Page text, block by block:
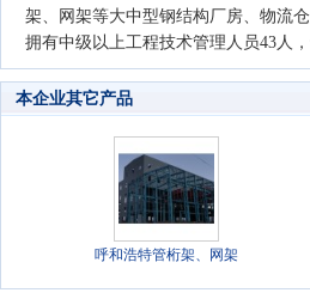
架、网架等大中型钢结构厂房、物流
拥有中级以上工程技术管理人员43人
本企业其它产品
呼和浩特管桁架、网架